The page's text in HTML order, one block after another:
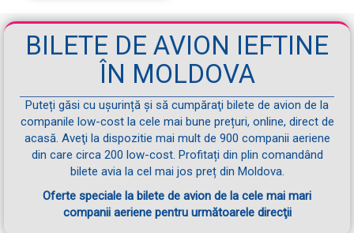
BILETE DE AVION IEFTINE
ÎN MOLDOVA
Puteți găsi cu ușurință și să cumpăraţi bilete de avion de la
companile low-cost la cele mai bune prețuri, online, direct de
acasă. Aveţi la dispozitie mai mult de 900 companii aeriene
din care circa 200 low-cost. Profitați din plin comandând
bilete avia la cel mai jos preț din Moldova.
Oferte speciale la bilete de avion de la cele mai mari
companii aeriene pentru următoarele direcţii